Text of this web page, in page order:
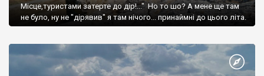
Місце,туристами затерте до дір!..." Но то шо? А мене ще там
не було, ну не "дірявив" я там нічого... принаймні до цього літа.